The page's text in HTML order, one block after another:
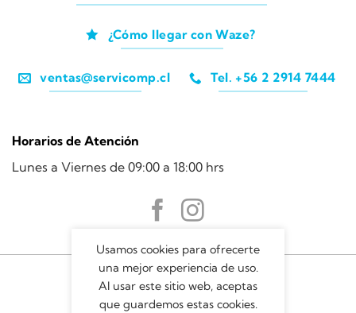
¿Cómo llegar con Waze?
ventas@servicomp.cl Tel. +56 2 2914 7444
Horarios de Atención
Lunes a Viernes de 09:00 a 18:00 hrs
Usamos cookies para ofrecerte
una mejor experiencia de uso.
Al usar este sitio web, aceptas
que guardemos estas cookies.